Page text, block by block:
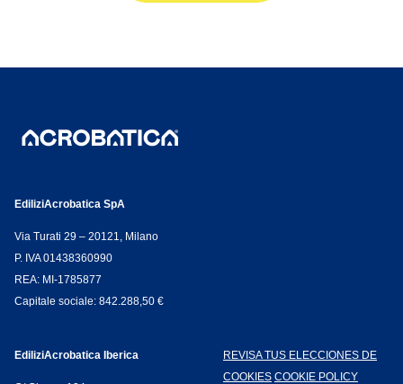
EdiliziAcrobatica SpA
Via Turati 29 – 20121, Milano
P. IVA 01438360990
REA: MI-1785877
Capitale sociale: 842.288,50 €
EdiliziAcrobatica Iberica
REVISA TUS ELECCIONES DE
COOKIES COOKIE POLICY